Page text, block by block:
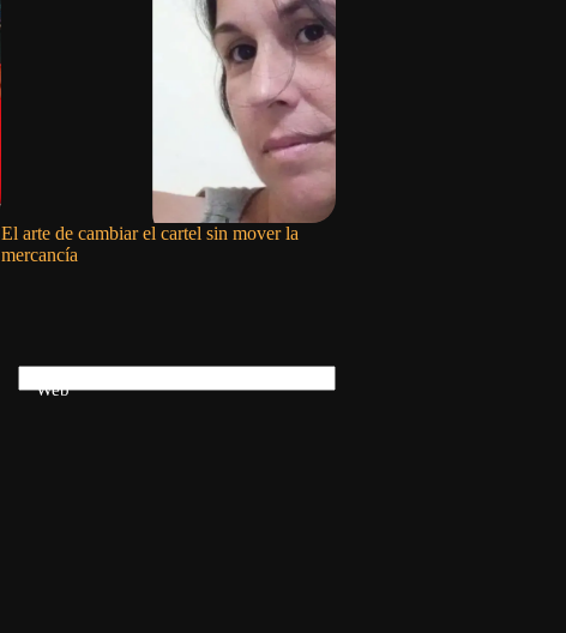
El arte de cambiar el cartel sin mover la
mercancía
Web